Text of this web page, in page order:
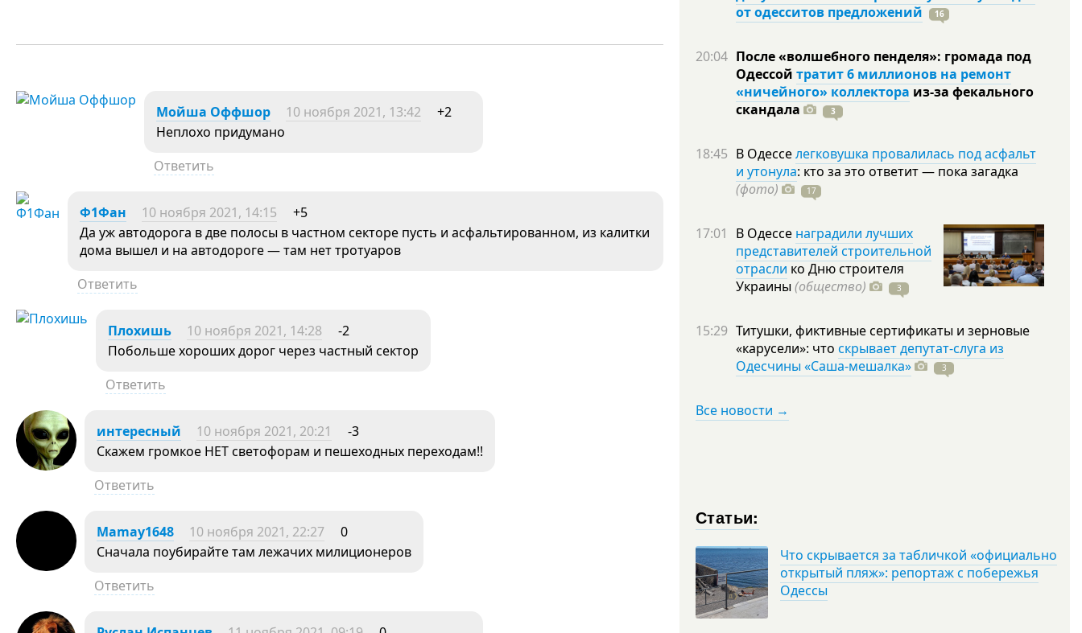
Мойша Оффшор 10 ноября 2021, 13:42
+2
Неплохо придумано
Ответить
Ф1Фан 10 ноября 2021, 14:15
+5
Да уж автодорога в две полосы в частном секторе пусть и асфальтированном, из калитки
дома вышел и на автодороге — там нет тротуаров
Ответить
Плохишь 10 ноября 2021, 14:28
-2
Побольше хороших дорог через частный сектор
Ответить
интересный 10 ноября 2021, 20:21
-3
Скажем громкое НЕТ светофорам и пешеходных переходам!!
Ответить
Mamay1648 10 ноября 2021, 22:27
0
Сначала поубирайте там лежачих милиционеров
Ответить
от одесситов предложений
16
20:04 После «волшебного пенделя»: громада под
Одессой тратит 6 миллионов на ремонт
«ничейного» коллектора из-за фекального
скандала
3
18:45 В Одесселегковушка провалилась под асфальт
и утонула: кто за это ответит — пока загадка
(фото)
17
17:01 В Одессе наградили лучших
представителей строительной
отрасли ко Дню строителя
Украины (общество) 3
15:29 Титушки, фиктивные сертификаты и зерновые
«карусели»: что скрывает депутат-слуга из
Одесчины «Саша-мешалка»
3
Все новости →
Статьи:
Что скрывается за табличкой «официально
открытый пляж»: репортаж с побережья
Одессы